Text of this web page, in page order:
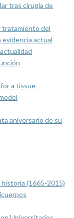
tras cirugía de
tratamiento del
actual
a tissue-
aniversario de su
(1665-2015)